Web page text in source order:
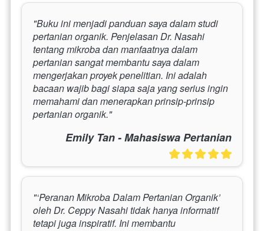
"Buku ini menjadi panduan saya dalam studi
pertanian organik. Penjelasan Dr. Nasahi
tentang mikroba dan manfaatnya dalam
pertanian sangat membantu saya dalam
mengerjakan proyek penelitian. Ini adalah
bacaan wajib bagi siapa saja yang serius ingin
memahami dan menerapkan prinsip-prinsip
pertanian organik."
Emily Tan - Mahasiswa Pertanian
"‘Peranan Mikroba Dalam Pertanian Organik’
oleh Dr. Ceppy Nasahi tidak hanya informatif
tetapi juga inspiratif. Ini membantu